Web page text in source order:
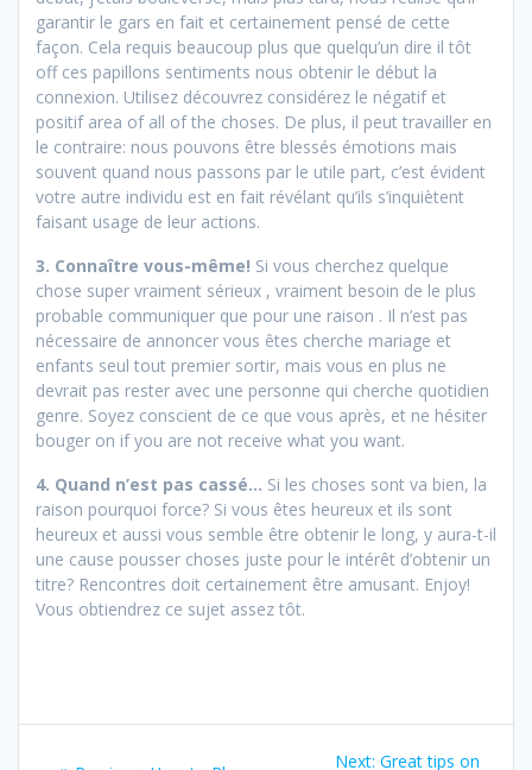
garantir le gars en fait et certainement pensé de cette
façon. Cela requis beaucoup plus que quelqu’un dire il tôt
off ces papillons sentiments nous obtenir le début la
connexion. Utilisez découvrez considérez le négatif et
positif area of all of the choses. De plus, il peut travailler en
le contraire: nous pouvons être blessés émotions mais
souvent quand nous passons par le utile part, c’est évident
votre autre individu est en fait révélant qu’ils s’inquiètent
faisant usage de leur actions.
3. Connaître vous-même! Si vous cherchez quelque
chose super vraiment sérieux , vraiment besoin de le plus
probable communiquer que pour une raison . Il n’est pas
nécessaire de annoncer vous êtes cherche mariage et
enfants seul tout premier sortir, mais vous en plus ne
devrait pas rester avec une personne qui cherche quotidien
genre. Soyez conscient de ce que vous après, et ne hésiter
bouger on if you are not receive what you want.
4. Quand n’est pas cassé… Si les choses sont va bien, la
raison pourquoi force? Si vous êtes heureux et ils sont
heureux et aussi vous semble être obtenir le long, y aura-t-il
une cause pousser choses juste pour le intérêt d’obtenir un
titre? Rencontres doit certainement être amusant. Enjoy!
Vous obtiendrez ce sujet assez tôt.
Next: Next
Great tips on